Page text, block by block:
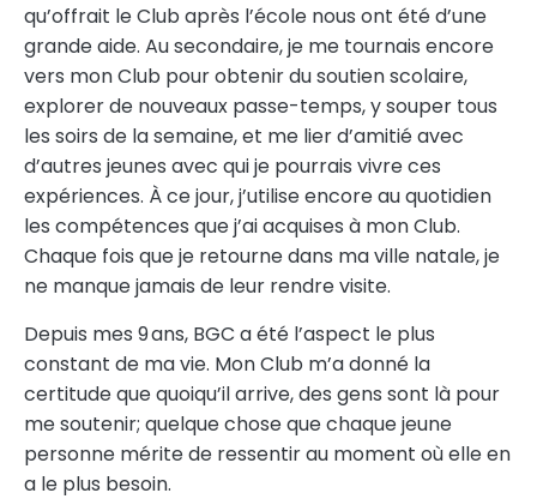
qu’offrait le Club après l’école nous ont été d’une
grande aide. Au secondaire, je me tournais encore
vers mon Club pour obtenir du soutien scolaire,
explorer de nouveaux passe-temps, y souper tous
les soirs de la semaine, et me lier d’amitié avec
d’autres jeunes avec qui je pourrais vivre ces
expériences. À ce jour, j’utilise encore au quotidien
les compétences que j’ai acquises à mon Club.
Chaque fois que je retourne dans ma ville natale, je
ne manque jamais de leur rendre visite.
Depuis mes 9 ans, BGC a été l’aspect le plus
constant de ma vie. Mon Club m’a donné la
certitude que quoiqu’il arrive, des gens sont là pour
me soutenir; quelque chose que chaque jeune
personne mérite de ressentir au moment où elle en
a le plus besoin.